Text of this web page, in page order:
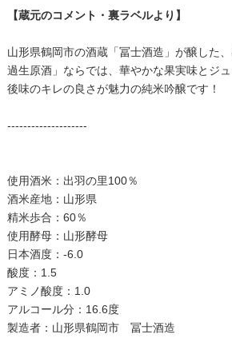
【蔵元のコメント・裏ラベルより】
山形県鶴岡市の酒蔵「冨士酒造」が醸した
過生原酒」ならでは、華やかな果実味とジ
後味のキレの良さが魅力の純米吟醸です！
--------------------
使用酒米：出羽の里100％
酒米産地：山形県
精米歩合：60％
使用酵母：山形酵母
日本酒度：-6.0
酸度：1.5
アミノ酸度：1.0
アルコール分：16.6度
製造者：山形県鶴岡市 冨士酒造